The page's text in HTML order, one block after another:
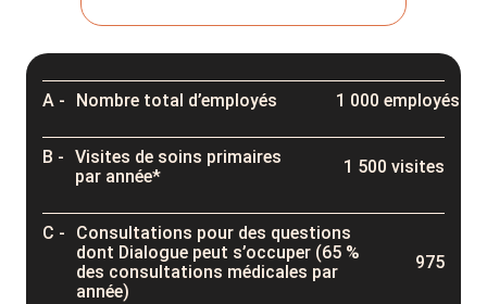
Nombre total d’employés 1 000 employés
Visites de soins primaires
par année*
1 500 visites
Consultations pour des questions
dont Dialogue peut s’occuper (65 %
des consultations médicales par
année)
975